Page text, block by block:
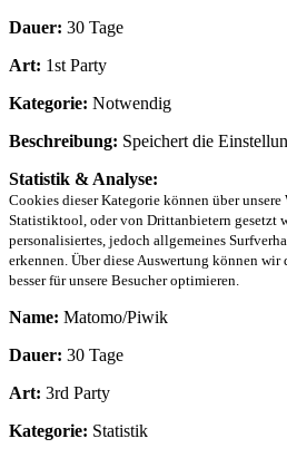
Dauer: 30 Tage
Art: 1st Party
Kategorie: Notwendig
Beschreibung: Speichert die
Statistik & Analyse:
Cookies dieser Kategorie können über unsere
Statistiktool, oder von Drittanbietern gesetzt
personalisiertes, jedoch allgemeines
erkennen. Über diese Auswertung können wir
besser für unsere Besucher optimieren.
Name: Matomo/Piwik
Dauer: 30 Tage
Art: 3rd Party
Kategorie: Statistik